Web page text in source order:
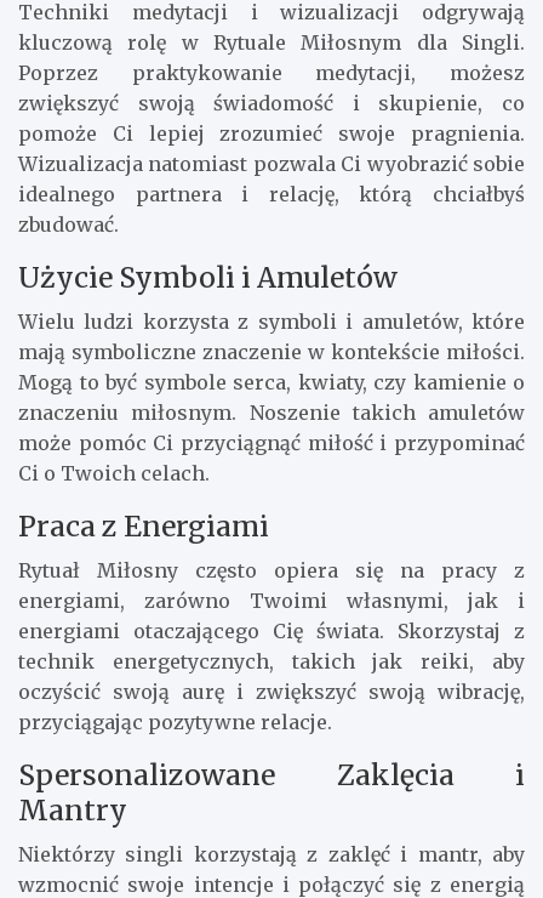
Techniki medytacji i wizualizacji odgrywają
kluczową rolę w Rytuale Miłosnym dla Singli.
Poprzez praktykowanie medytacji, możesz
zwiększyć swoją świadomość i skupienie, co
pomoże Ci lepiej zrozumieć swoje pragnienia.
Wizualizacja natomiast pozwala Ci wyobrazić sobie
idealnego partnera i relację, którą chciałbyś
zbudować.
Użycie Symboli i Amuletów
Wielu ludzi korzysta z symboli i amuletów, które
mają symboliczne znaczenie w kontekście miłości.
Mogą to być symbole serca, kwiaty, czy kamienie o
znaczeniu miłosnym. Noszenie takich amuletów
może pomóc Ci przyciągnąć miłość i przypominać
Ci o Twoich celach.
Praca z Energiami
Rytuał Miłosny często opiera się na pracy z
energiami, zarówno Twoimi własnymi, jak i
energiami otaczającego Cię świata. Skorzystaj z
technik energetycznych, takich jak reiki, aby
oczyścić swoją aurę i zwiększyć swoją wibrację,
przyciągając pozytywne relacje.
Spersonalizowane Zaklęcia i
Mantry
Niektórzy singli korzystają z zaklęć i mantr, aby
wzmocnić swoje intencje i połączyć się z energią